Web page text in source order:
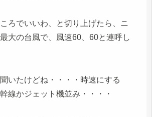
ろでいいわ、と切り上げたら、ニ
大の台風で、風速60、60と連呼し
いたけどね・・・・時速にする
線かジェット機並み・・・・